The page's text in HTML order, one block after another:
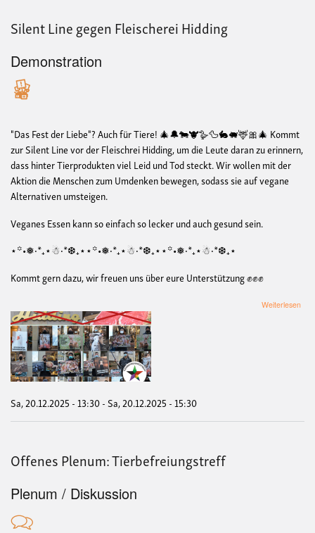
Silent Line gegen Fleischerei Hidding
Demonstration
"Das Fest der Liebe"? Auch für Tiere! 🎄🔔🐄🐮🪿🦆🐇🐖🦌🎀🎄 Kommt
zur Silent Line vor der Fleischrei Hidding, um die Leute daran zu erinnern,
dass hinter Tierprodukten viel Leid und Tod steckt. Wir wollen mit der
Aktion die Menschen zum Umdenken bewegen, sodass sie auf vegane
Alternativen umsteigen.
Veganes Essen kann so einfach so lecker und auch gesund sein.
⋆꙳•❅‧*₊⋆☃︎‧*❆₊⋆⋆꙳•❅‧*₊⋆☃︎‧*❆₊⋆⋆꙳•❅‧*₊⋆☃︎‧*❆₊⋆
Kommt gern dazu, wir freuen uns über eure Unterstützung ✊✊✊
Weiterlesen
Sa, 20.12.2025 - 13:30-Sa, 20.12.2025 - 15:30
Offenes Plenum: Tierbefreiungstreff
Plenum / Diskussion